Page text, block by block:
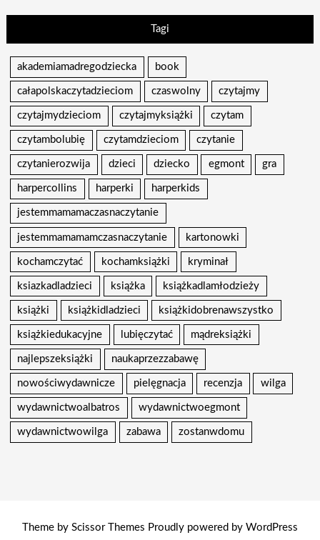
Tagi
akademiamadregodziecka book
całapolskaczytadzieciom czaswolny czytajmy
czytajmydzieciom czytajmyksiążki czytam
czytambolubię czytamdzieciom czytanie
czytanierozwija dzieci dziecko egmont gra
harpercollins harperki harperkids
jestemmamamaczasnaczytanie
jestemmamamamczasnaczytanie kartonowki
kochamczytać kochamksiążki kryminał
ksiazkadladzieci książka książkadlamłodzieży
książki książkidladzieci książkidobrenawszystko
książkiedukacyjne lubięczytać mądreksiążki
najlepszeksiążki naukaprzezzabawę
nowościwydawnicze pielęgnacja recenzja wilga
wydawnictwoalbatros wydawnictwoegmont
wydawnictwowilga zabawa zostanwdomu
Theme by Scissor Themes Proudly powered by WordPress